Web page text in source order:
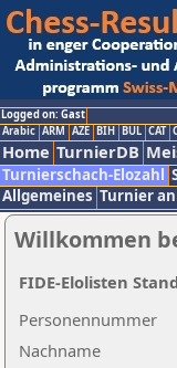
Logged on: Gast
Arabic ARM AZE BIH BUL CAT
Home TurnierDB
Turnierschach-Elozahl
Allgemeines Turnier
Willkommen
Nachname
Personennummer
FIDE-Elolisten Stand